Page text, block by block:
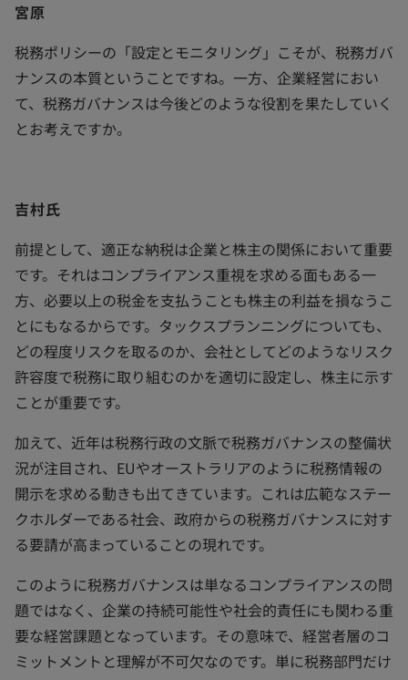
宮原
税務ポリシーの「設定とモニタリング」こそが、税務ガバ
ナンスの本質ということですね。一方、企業経営におい
て、税務ガバナンスは今後どのような役割を果たしていく
とお考えですか。
吉村氏
前提として、適正な納税は企業と株主の関係において重要
です。それはコンプライアンス重視を求める面もある一
方、必要以上の税金を支払うことも株主の利益を損なうこ
とにもなるからです。タックスプランニングについても、
どの程度リスクを取るのか、会社としてどのようなリスク
許容度で税務に取り組むのかを適切に設定し、株主に示す
ことが重要です。
加えて、近年は税務行政の文脈で税務ガバナンスの整備状
況が注目され、EUやオーストラリアのように税務情報の
開示を求める動きも出てきています。これは広範なステー
クホルダーである社会、政府からの税務ガバナンスに対す
る要請が高まっていることの現れです。
このように税務ガバナンスは単なるコンプライアンスの問
題ではなく、企業の持続可能性や社会的責任にも関わる重
要な経営課題となっています。その意味で、経営者層のコ
ミットメントと理解が不可欠なのです。単に税務部門だけ